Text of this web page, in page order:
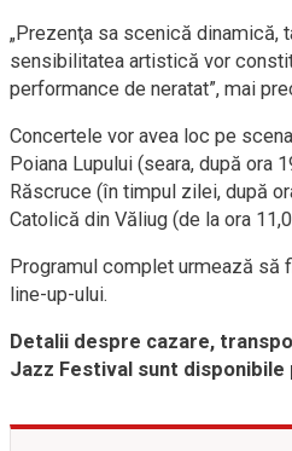
„Prezenţa sa scenică dinamică,
sensibilitatea artistică vor
performance de neratat”, mai
Concertele vor avea loc pe
Poiana Lupului (seara, după ora
Răscruce (în timpul zilei, după
Catolică din Văliug (de la ora
Programul complet urmează să
line-up-ului.
Detalii despre cazare,
Jazz Festival sunt disponibile